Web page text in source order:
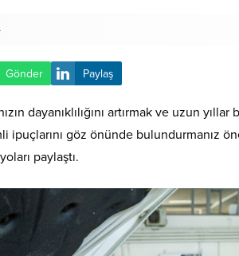
Gönder Paylaş
dayanıklılığını artırmak ve uzun
ipuçlarını göz önünde bulundurmanız
paylaştı.